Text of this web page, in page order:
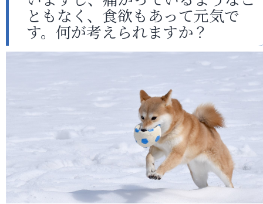
ともなく、食欲もあって元気で
す。何が考えられますか？